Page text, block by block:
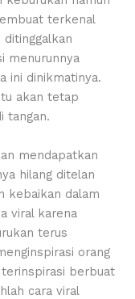
terkenal
menurunnya
ini dinikmatinya.
akan tetap
tangan.
mendapatkan
hilang ditelan
kebaikan dalam
viral karena
terus
orang
berbuat
cara viral